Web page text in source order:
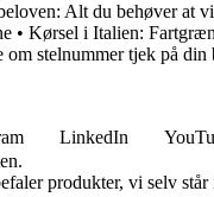
Alt du behøver at
• Kørsel i Italien:
stelnummer tjek på din
LinkedIn
produkter, vi selv